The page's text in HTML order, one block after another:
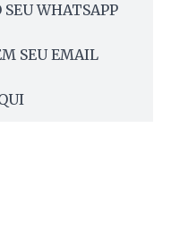
WHATSAPP
SEU EMAIL